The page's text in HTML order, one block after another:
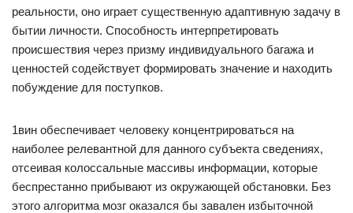
реальности, оно играет существенную адаптивную задачу в
бытии личности. Способность интерпретировать
происшествия через призму индивидуального багажа и
ценностей содействует формировать значение и находить
побуждение для поступков.
1вин обеспечивает человеку концентрироваться на
наиболее релевантной для данного субъекта сведениях,
отсеивая колоссальные массивы информации, которые
беспрестанно прибывают из окружающей обстановки. Без
этого алгоритма мозг оказался бы завален избыточной